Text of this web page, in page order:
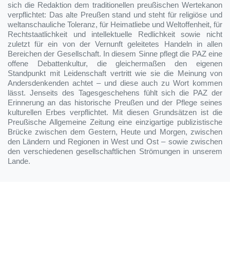
sich die Redaktion dem traditionellen preußischen Wertekanon
verpflichtet: Das alte Preußen stand und steht für religiöse und
weltanschauliche Toleranz, für Heimatliebe und Weltoffenheit, für
Rechtstaatlichkeit und intellektuelle Redlichkeit sowie nicht
zuletzt für ein von der Vernunft geleitetes Handeln in allen
Bereichen der Gesellschaft. In diesem Sinne pflegt die PAZ eine
offene Debattenkultur, die gleichermaßen den eigenen
Standpunkt mit Leidenschaft vertritt wie sie die Meinung von
Andersdenkenden achtet – und diese auch zu Wort kommen
lässt. Jenseits des Tagesgeschehens fühlt sich die PAZ der
Erinnerung an das historische Preußen und der Pflege seines
kulturellen Erbes verpflichtet. Mit diesen Grundsätzen ist die
Preußische Allgemeine Zeitung eine einzigartige publizistische
Brücke zwischen dem Gestern, Heute und Morgen, zwischen
den Ländern und Regionen in West und Ost – sowie zwischen
den verschiedenen gesellschaftlichen Strömungen in unserem
Lande.